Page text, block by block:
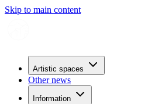
Skip to main content
Artistic spaces
Other news
Information